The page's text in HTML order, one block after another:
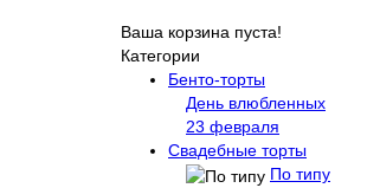
Ваша корзина пуста!
Категории
Бенто-торты
День влюбленных
23 февраля
Свадебные торты
По типу